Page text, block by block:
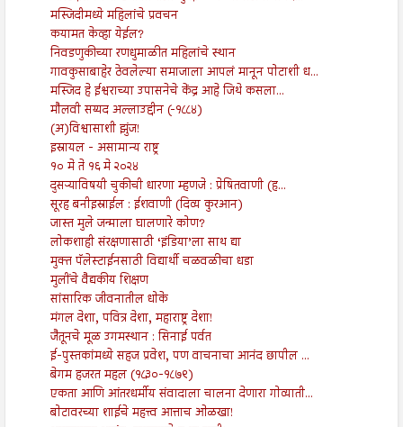
मस्जिदीमध्ये महिलांचे प्रवचन
कयामत केव्हा येईल?
निवडणुकीच्या रणधुमाळीत महिलांचे स्थान
गावकुसाबाहेर ठेवलेल्या समाजाला आपलं मानून पोटाशी ध...
मस्जिद हे ईश्वराच्या उपासनेचे केंद्र आहे जिथे कसला...
मौलवी सय्यद अल्लाउद्दीन (-१८८४)
(अ)विश्वासाशी झुंज!
इस्रायल - असामान्य राष्ट्र
१० मे ते १६ मे २०२४
दुसऱ्याविषयी चुकीची धारणा म्हणजे : प्रेषितवाणी (ह...
सूरह बनीइस्राईल : ईशवाणी (दिव्य कुरआन)
जास्त मुले जन्माला घालणारे कोण?
लोकशाही संरक्षणासाठी ‘इंडिया’ला साथ द्या
मुक्त पॅलेस्टाईनसाठी विद्यार्थी चळवळीचा धडा
मुलींचे वैद्यकीय शिक्षण
सांसारिक जीवनातील धोके
मंगल देशा, पवित्र देशा, महाराष्ट्र देशा!
जैतूनचे मूळ उगमस्थान : सिनाई पर्वत
ई-पुस्तकांमध्ये सहज प्रवेश, पण वाचनाचा आनंद छापील ...
बेगम हजरत महल (१८३०-१८७९)
एकता आणि आंतरधर्मीय संवादाला चालना देणारा गोव्याती...
बोटावरच्या शाईचे महत्त्व आत्ताच ओळखा!